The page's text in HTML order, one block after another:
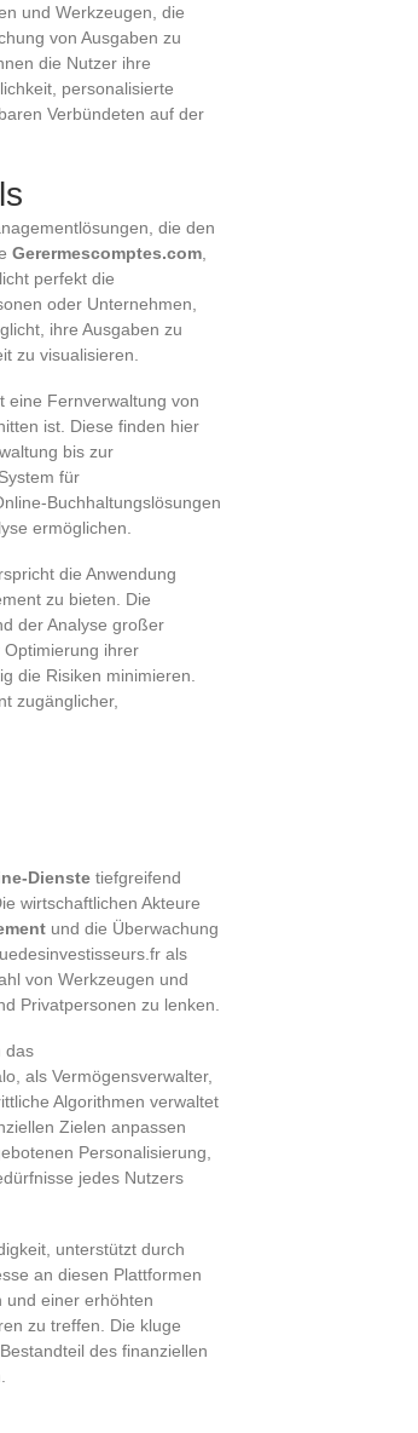
und Werkzeugen, die
von Ausgaben zu
die Nutzer ihre
personalisierte
Verbündeten auf der
die den
Gerermescomptes.com
perfekt die
oder Unternehmen,
ihre Ausgaben zu
zu visualisieren.
eine Fernverwaltung von
ist. Diese finden hier
bis zur
für
Buchhaltungslösungen
ermöglichen.
die Anwendung
zu bieten. Die
der Analyse großer
ihrer
die Risiken minimieren.
zugänglicher,
Dienste tiefgreifend
wirtschaftlichen Akteure
und die Überwachung
als
von Werkzeugen und
Privatpersonen zu lenken.
das
als Vermögensverwalter,
Algorithmen verwaltet
Zielen anpassen
Personalisierung,
jedes Nutzers
unterstützt durch
an diesen Plattformen
und einer erhöhten
zu treffen. Die kluge
des finanziellen